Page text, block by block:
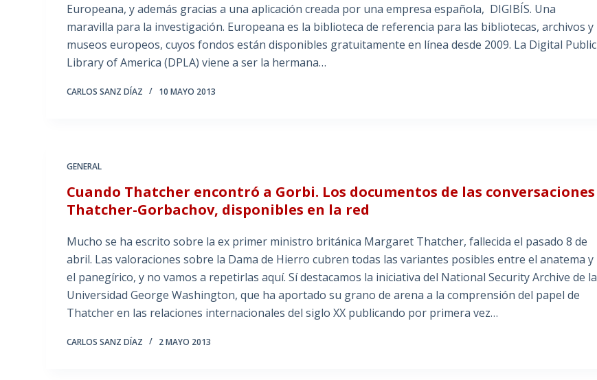
Europeana, y además gracias a una aplicación creada por una empresa española, DIGIBÍS. Una
maravilla para la investigación. Europeana es la biblioteca de referencia para las bibliotecas, archivos y
museos europeos, cuyos fondos están disponibles gratuitamente en línea desde 2009. La Digital Public
Library of America (DPLA) viene a ser la hermana…
CARLOS SANZ DÍAZ 10 MAYO 2013
GENERAL
Cuando Thatcher encontró a Gorbi. Los documentos de las conversaciones
Thatcher-Gorbachov, disponibles en la red
Mucho se ha escrito sobre la ex primer ministro británica Margaret Thatcher, fallecida el pasado 8 de
abril. Las valoraciones sobre la Dama de Hierro cubren todas las variantes posibles entre el anatema y
el panegírico, y no vamos a repetirlas aquí. Sí destacamos la iniciativa del National Security Archive de la
Universidad George Washington, que ha aportado su grano de arena a la comprensión del papel de
Thatcher en las relaciones internacionales del siglo XX publicando por primera vez…
CARLOS SANZ DÍAZ 2 MAYO 2013